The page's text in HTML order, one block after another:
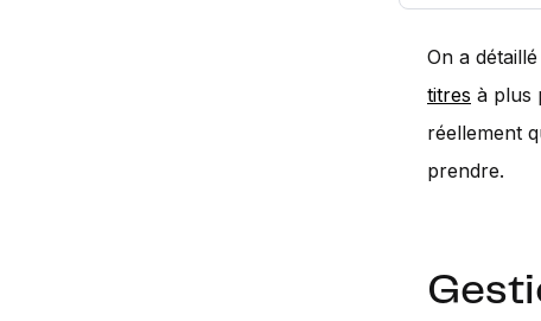
On a
titres à plus
réellement
prendre.